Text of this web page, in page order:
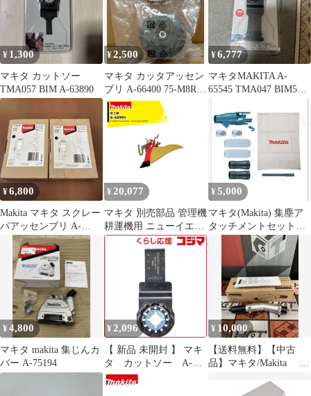
¥ 1,300
マキタ カットソー
TMA057 BIM A-63890
¥2,500
マキタ カッタアッセン
ブリ A-66400 75-M8Rセ
ット品 MUR100D
¥6,777
マキタMAKITA A-
65545 TMA047 BIM5枚
¥6,800
Makita マキタ スクレー
パアッセンブリ A-
68155 2個セット
¥ 20,077
マキタ 別売部品 管理機
耕運機用 ニューイエロ
ー培土器 尾輪付き A-
¥ 5,000
マキタ(Makita) 集塵ア
タッチメントセット品
196860-7
¥4,800
マキタ makita 集じんカ
バー A-75194
¥ 2,096
【 新品 未開封 】 マキ
タ カットソー A-
63909 未使用 送料無料
¥ 10,000
【送料無料】【中古
品】マキタ/Makita A-
ッチメント【ハンズク